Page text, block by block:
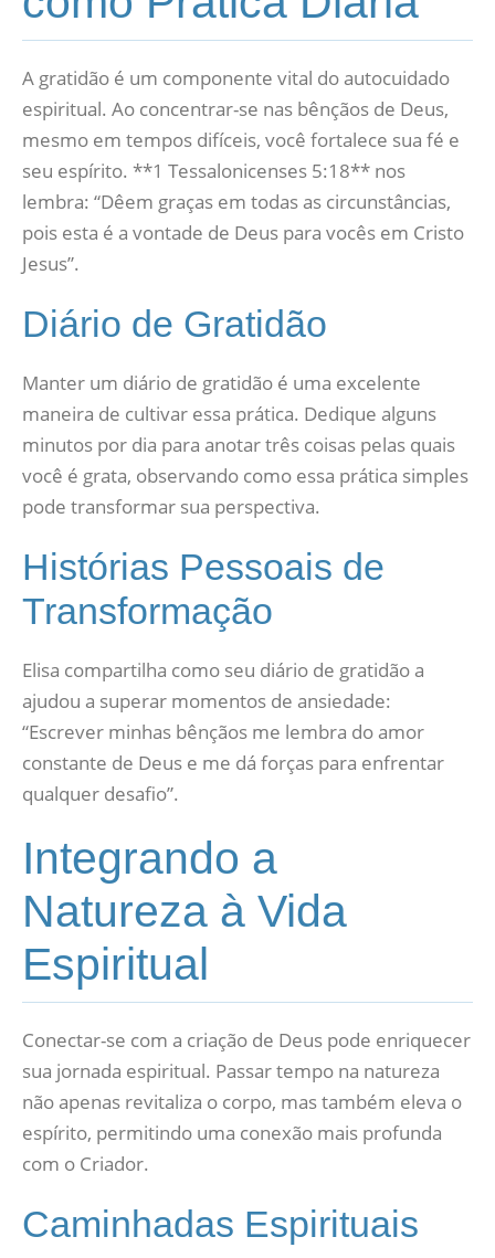
A gratidão é um componente vital do autocuidado
espiritual. Ao concentrar-se nas bênçãos de Deus,
mesmo em tempos difíceis, você fortalece sua fé e
seu espírito. **1 Tessalonicenses 5:18** nos
lembra: “Dêem graças em todas as circunstâncias,
pois esta é a vontade de Deus para vocês em Cristo
Jesus”.
Diário de Gratidão
Manter um diário de gratidão é uma excelente
maneira de cultivar essa prática. Dedique alguns
minutos por dia para anotar três coisas pelas quais
você é grata, observando como essa prática simples
pode transformar sua perspectiva.
Histórias Pessoais de
Transformação
Elisa compartilha como seu diário de gratidão a
ajudou a superar momentos de ansiedade:
“Escrever minhas bênçãos me lembra do amor
constante de Deus e me dá forças para enfrentar
qualquer desafio”.
Integrando a
Natureza à Vida
Espiritual
Conectar-se com a criação de Deus pode enriquecer
sua jornada espiritual. Passar tempo na natureza
não apenas revitaliza o corpo, mas também eleva o
espírito, permitindo uma conexão mais profunda
com o Criador.
Caminhadas Espirituais